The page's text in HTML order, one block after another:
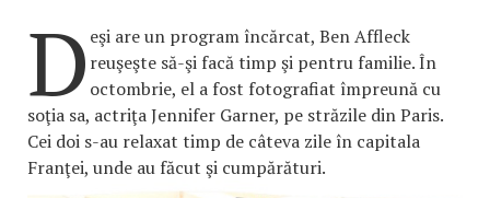
D eşi are un program încărcat, Ben Affleck
reuşeşte să-şi facă timp şi pentru familie. În
octombrie, el a fost fotografiat împreună cu
soţia sa, actriţa Jennifer Garner, pe străzile din Paris.
Cei doi s-au relaxat timp de câteva zile în capitala
Franţei, unde au făcut şi cumpărături.